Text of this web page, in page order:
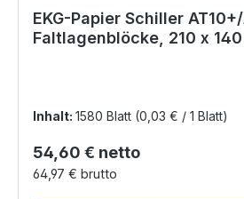
EKG-Papier Schiller
Faltlagenblöcke, 210 x
Inhalt: 1580 Blatt (0,03 € / 1 Blatt)
Regulärer Preis:
54,60 € netto
64,97 € brutto